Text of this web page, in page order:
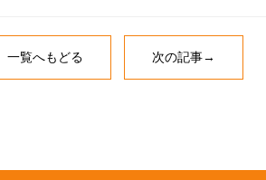
一覧へもどる 次の記事→